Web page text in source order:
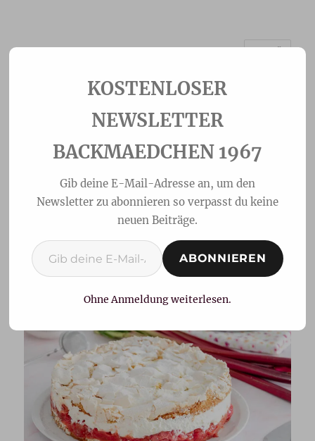
Rhabarber-Baiser Torte
NEWSLETTER
BACKMAEDCHEN 1967
Gib deine E-Mail-Adresse an, um den
Newsletter zu abonnieren so verpasst du keine
neuen Beiträge.
Gib deine E-Mail-Adresse ein ...
ABONNIEREN
Ohne Anmeldung weiterlesen.